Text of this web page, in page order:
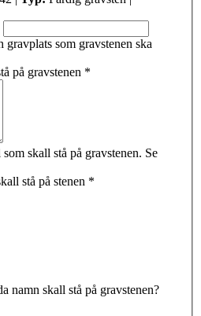
som gravstenen ska
på gravstenen *
skall stå på gravstenen. Se
stå på stenen *
namn skall stå på gravstenen?